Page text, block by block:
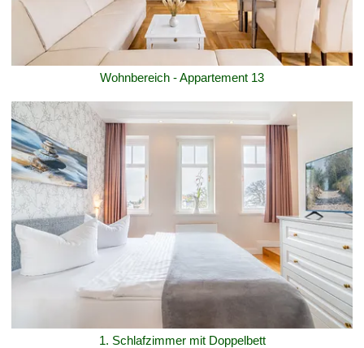
Wohnbereich - Appartement 13
1. Schlafzimmer mit Doppelbett